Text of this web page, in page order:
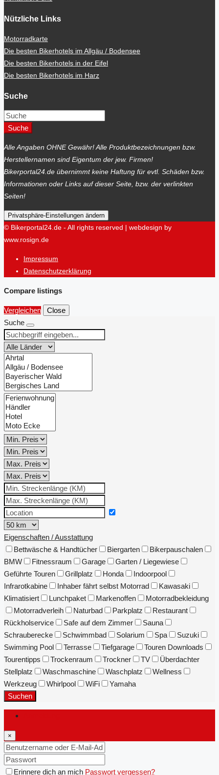
Nützliche Links
Motorradkarte
Die besten Bikerhotels im Allgäu / Bodensee
Die besten Bikerhotels in der Eifel
Die besten Bikerhotels im Harz
Suche
Suche
Alle Angaben OHNE Gewähr! Alle Produktbezeichnungen bzw.
Herstellernamen sind Eigentum der jew. Firmen!
Bikerportal24.de übernimmt keine Haftung für evtl. Schäden bzw.
Informationen oder Links auf dieser Seite, bzw. der verlinkten
Seiten!
Privatsphäre-Einstellungen ändern
© Bikerportal24.de - All rights reserved | webdesign by
www.rosign.de
Impressum
Datenschutzerklärung
Compare listings
Vergleichen
Close
Suche
Eigenschaften / Ausstattung
Bettwäsche & Handtücher
Biergarten
Bikerpauschalen
BMW
Fitnessraum Garage
Garten / Liegewiese
Geführte Touren
Grillplatz Honda
Indoorpool
Infrarotkabine
Inhaber fährt selbst Motorrad
Kawasaki
Klimatisiert
Lunchpaket Markenoffen
Motorradbekleidung
Motorradverleih
Naturbad Parkplatz
Restaurant
Rückholservice
Safe auf dem Zimmer
Sauna
Schrauberecke
Schwimmbad Solarium Spa
Suzuki
Swimming Pool
Terrasse Tiefgarage
Touren Downloads
Tourentipps
Trockenraum Trockner TV
Überdachter
Stellplatz
Waschmaschine Waschplatz
Wellness
Werkzeug
Whirlpool WiFi
Yamaha
Suchen
×
Erinnere dich an mich Passwort vergessen?